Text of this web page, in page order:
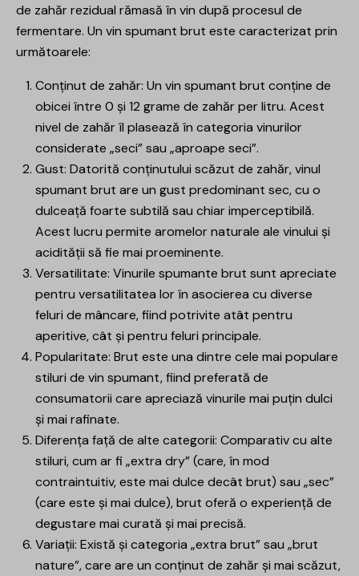
de zahăr rezidual rămasă în vin după procesul de
fermentare. Un vin spumant brut este caracterizat prin
următoarele:
Conținut de zahăr: Un vin spumant brut conține de
obicei între 0 și 12 grame de zahăr per litru. Acest
nivel de zahăr îl plasează în categoria vinurilor
considerate „seci” sau „aproape seci”.
Gust: Datorită conținutului scăzut de zahăr, vinul
spumant brut are un gust predominant sec, cu o
dulceață foarte subtilă sau chiar imperceptibilă.
Acest lucru permite aromelor naturale ale vinului și
acidității să fie mai proeminente.
Versatilitate: Vinurile spumante brut sunt apreciate
pentru versatilitatea lor în asocierea cu diverse
feluri de mâncare, fiind potrivite atât pentru
aperitive, cât și pentru feluri principale.
Popularitate: Brut este una dintre cele mai populare
stiluri de vin spumant, fiind preferată de
consumatorii care apreciază vinurile mai puțin dulci
și mai rafinate.
Diferența față de alte categorii: Comparativ cu alte
stiluri, cum ar fi „extra dry” (care, în mod
contraintuitiv, este mai dulce decât brut) sau „sec”
(care este și mai dulce), brut oferă o experiență de
degustare mai curată și mai precisă.
Variații: Există și categoria „extra brut” sau „brut
nature”, care are un conținut de zahăr și mai scăzut,